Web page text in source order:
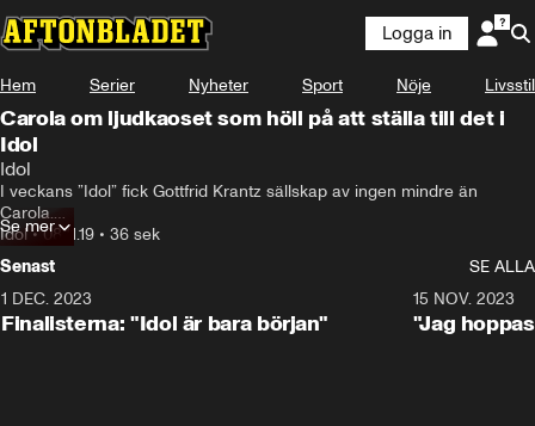
Logga in
Hem Serier Nyheter Sport Nöje Livsstil
Carola om ljudkaoset som höll på att ställa till det i
Idol
Idol
I veckans ”Idol” fick Gottfrid Krantz sällskap av ingen mindre än
Carola.
Nu avslöjar sångerskan ljudkasoet som höll på att ställa till det under
sändningen.
Idol•08.11.19 • 36 sek
Se mer
Senast
SE ALLA
1 DEC. 2023
Finalisterna: "Idol är bara början"
15 NOV. 2023
"Jag